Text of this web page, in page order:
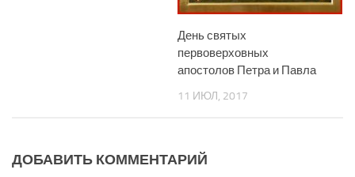
День святых
первоверховных
апостолов Петра и Павла
11 ИЮЛ, 2017
ДОБАВИТЬ КОММЕНТАРИЙ